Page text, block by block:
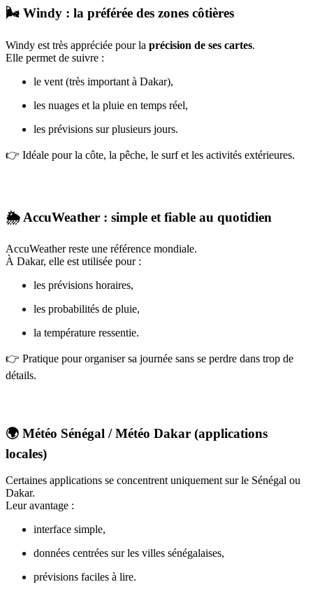
🌬️ Windy : la préférée des zones côtières
Windy est très appréciée pour la précision de ses cartes.
Elle permet de suivre :
le vent (très important à Dakar),
les nuages et la pluie en temps réel,
les prévisions sur plusieurs jours.
👉 Idéale pour la côte, la pêche, le surf et les activités extérieures.
🌦️ AccuWeather : simple et fiable au quotidien
AccuWeather reste une référence mondiale.
À Dakar, elle est utilisée pour :
les prévisions horaires,
les probabilités de pluie,
la température ressentie.
👉 Pratique pour organiser sa journée sans se perdre dans trop de
détails.
🌍 Météo Sénégal / Météo Dakar (applications
locales)
Certaines applications se concentrent uniquement sur le Sénégal ou
Dakar.
Leur avantage :
interface simple,
données centrées sur les villes sénégalaises,
prévisions faciles à lire.